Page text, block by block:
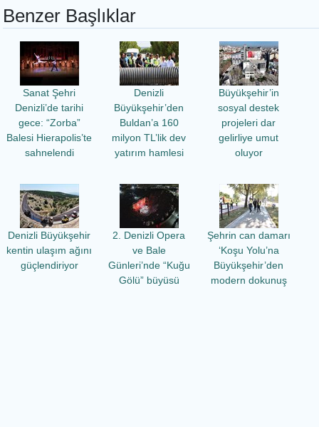
Benzer Başlıklar
Sanat Şehri
Denizli’de tarihi
gece: “Zorba”
Balesi Hierapolis’te
sahnelendi
Denizli
Büyükşehir’den
Buldan’a 160
milyon TL’lik dev
yatırım hamlesi
Büyükşehir’in
sosyal destek
projeleri dar
gelirliye umut
oluyor
Denizli Büyükşehir
kentin ulaşım ağını
güçlendiriyor
2. Denizli Opera
ve Bale
Günleri’nde “Kuğu
Gölü” büyüsü
Şehrin can damarı
‘Koşu Yolu’na
Büyükşehir’den
modern dokunuş